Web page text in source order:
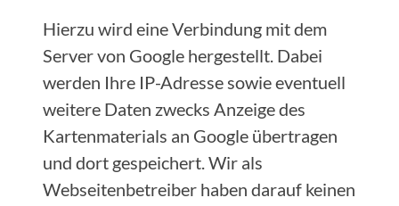
Hierzu wird eine Verbindung mit dem
Server von Google hergestellt. Dabei
werden Ihre IP-Adresse sowie eventuell
weitere Daten zwecks Anzeige des
Kartenmaterials an Google übertragen
und dort gespeichert. Wir als
Webseitenbetreiber haben darauf keinen